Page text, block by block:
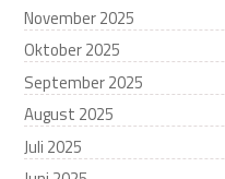
November 2025
Oktober 2025
September 2025
August 2025
Juli 2025